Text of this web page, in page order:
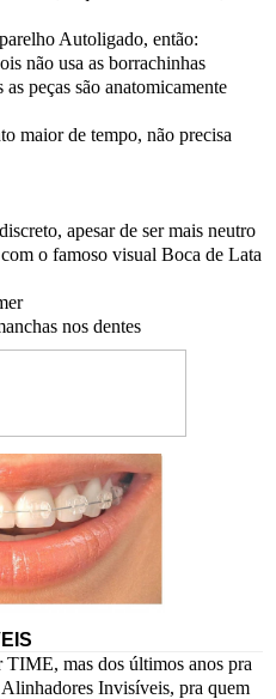
Autoligado, então:
não usa as borrachinhas
peças são anatomicamente
maior de tempo, não precisa
apesar de ser mais neutro
o famoso visual Boca de Lata
nos dentes
mas dos últimos anos pra
Invisíveis, pra quem